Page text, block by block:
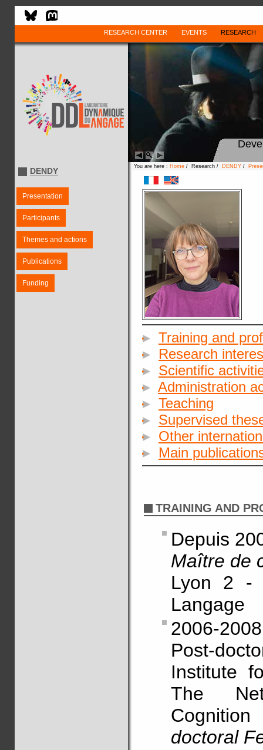
RESEARCH CENTER EVENTS RESEARCH
DENDY
Presentation
Participants
Themes and actions
Publications
Funding
You are here : Home / Research / DENDY /
Training and
Research
Scientific
Administration
Teaching
Supervised
Other
Main
TRAINING AND
Depuis
Maître de
Lyon 2 -
Langage
2006-2008
Post-
Institute
The
doctoral